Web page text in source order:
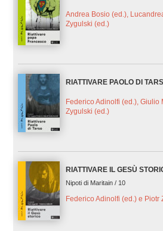
Andrea Bosio (ed.),
Zygulski (ed.)
RIATTIVARE PAOLO DI
Federico Adinolfi (ed.), Giulio
Zygulski (ed.)
RIATTIVARE IL GESÙ
Nipoti di Maritain / 10
Federico Adinolfi (ed.) e Piotr